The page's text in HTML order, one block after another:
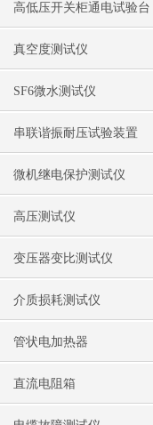
高低压开关柜通电试验台
真空度测试仪
SF6微水测试仪
串联谐振耐压试验装置
微机继电保护测试仪
高压测试仪
变压器变比测试仪
介质损耗测试仪
管状电加热器
直流电阻箱